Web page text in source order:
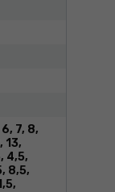
7, 8,
13,
4,5,
8,5,